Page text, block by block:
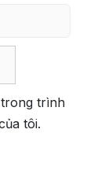
trình
tôi.